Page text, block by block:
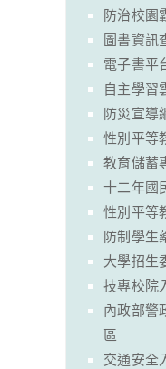
防治校園
圖書資訊
電子書平
自主學習
防災宣導
性別平等
教育儲蓄
十二年國
性別平等
防制學生
大學招生
技專校院
內政部警
區
交通安全